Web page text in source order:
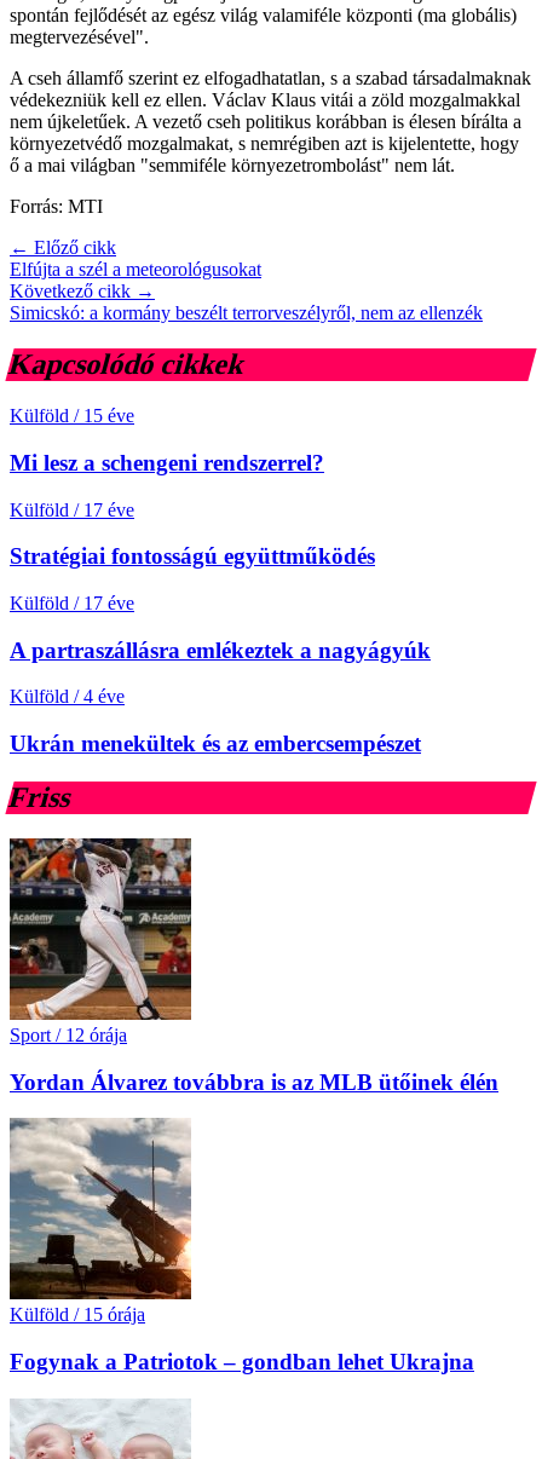
spontán fejlődését az egész világ valamiféle központi (ma globális)
megtervezésével".
A cseh államfő szerint ez elfogadhatatlan, s a szabad társadalmaknak
védekezniük kell ez ellen. Václav Klaus vitái a zöld mozgalmakkal
nem újkeletűek. A vezető cseh politikus korábban is élesen bírálta a
környezetvédő mozgalmakat, s nemrégiben azt is kijelentette, hogy
ő a mai világban "semmiféle környezetrombolást" nem lát.
Forrás: MTI
← Előző cikk
Elfújta a szél a meteorológusokat
Következő cikk →
Simicskó: a kormány beszélt terrorveszélyről, nem az ellenzék
Kapcsolódó cikkek
Külföld / 15 éve
Mi lesz a schengeni rendszerrel?
Külföld / 17 éve
Stratégiai fontosságú együttműködés
Külföld / 17 éve
A partraszállásra emlékeztek a nagyágyúk
Külföld / 4 éve
Ukrán menekültek és az embercsempészet
Friss
Sport / 12 órája
Yordan Álvarez továbbra is az MLB ütőinek élén
Külföld / 15 órája
Fogynak a Patriotok – gondban lehet Ukrajna